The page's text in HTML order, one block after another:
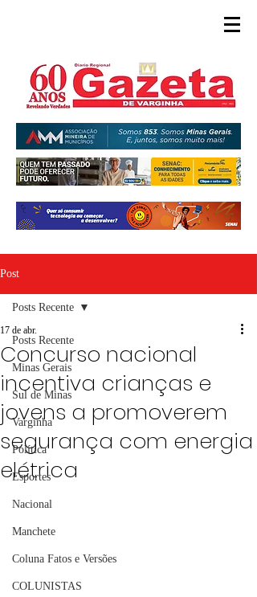
Post
Posts Recente
Minas Gerais
Sul de Minas
Varginha
Política
Esportes
Nacional
Manchete
Coluna Fatos e Versões
COLUNISTAS
Posts Recente
Concurso nacional
incentiva crianças e
jovens a promoverem
segurança com energia
elétrica
17 de abr.